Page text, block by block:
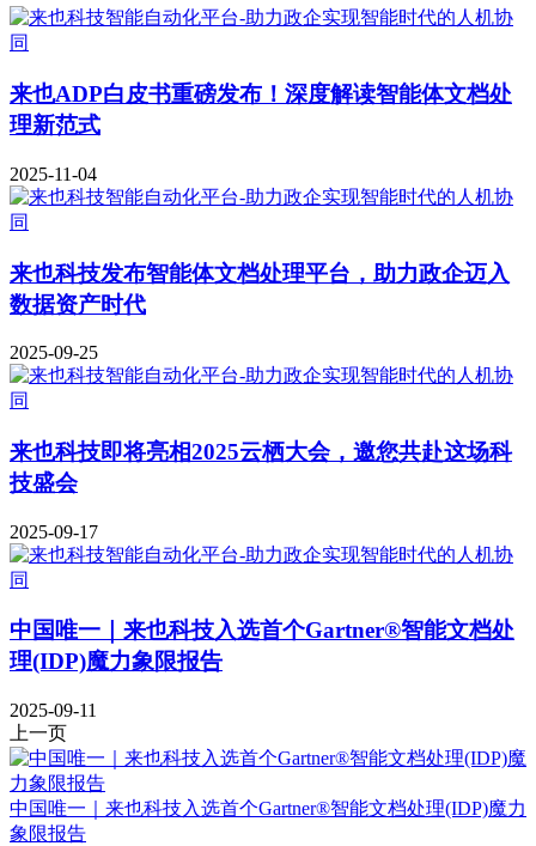
来也ADP白皮书重磅发布！深度解读智能体文档处
理新范式
2025-11-04
来也科技发布智能体文档处理平台，助力政企迈入
数据资产时代
2025-09-25
来也科技即将亮相2025云栖大会，邀您共赴这场科
技盛会
2025-09-17
中国唯一｜来也科技入选首个Gartner®智能文档处
理(IDP)魔力象限报告
2025-09-11
上一页
中国唯一｜来也科技入选首个Gartner®智能文档处理(IDP)魔力
象限报告